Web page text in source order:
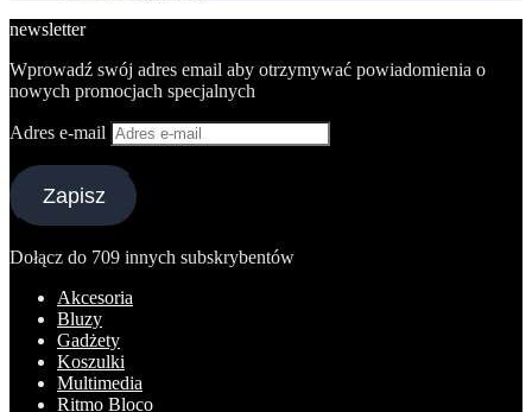
newsletter
Wprowadź swój adres email aby otrzymywać powiadomienia o
nowych promocjach specjalnych
Adres e-mail
Zapisz
Dołącz do 709 innych subskrybentów
Akcesoria
Bluzy
Gadżety
Koszulki
Multimedia
Ritmo Bloco